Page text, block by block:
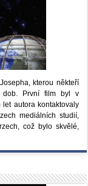
kterou někteří
dob. První film byl v
autora kontaktovaly
mediálních studií,
což bylo skvělé,